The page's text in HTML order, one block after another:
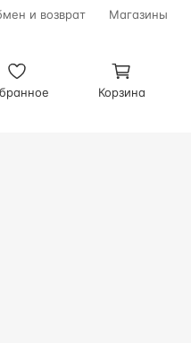
и возврат Магазины
Корзина